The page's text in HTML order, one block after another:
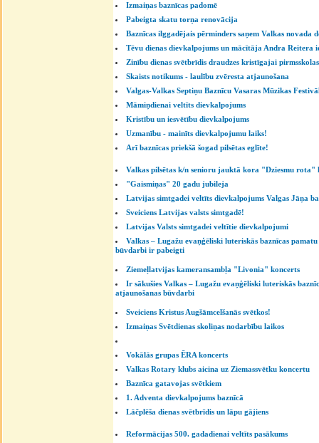
Izmaiņas baznīcas padomē
Pabeigta skatu torņa renovācija
Baznīcas ilggadējais pērminders saņem Valkas novada
Tēvu dienas dievkalpojums un mācītāja Andra Reitera
Zinību dienas svētbrīdis draudzes kristīgajai
Skaists notikums - laulību zvēresta atjaunošana
Valgas-Valkas Septiņu Baznīcu Vasaras Mūzikas
Māmiņdienai veltīts dievkalpojums
Kristību un iesvētību dievkalpojums
Uzmanību - mainīts dievkalpojumu laiks!
Arī baznīcas priekšā šogad pilsētas eglīte!
Valkas pilsētas k/n senioru jauktā kora "Dziesmu rota"
"Gaismiņas" 20 gadu jubileja
Latvijas simtgadei veltīts dievkalpojums Valgas Jāņa
Sveiciens Latvijas valsts simtgadē!
Latvijas Valsts simtgadei veltītie dievkalpojumi
Valkas – Lugažu evaņģēliski luteriskās baznīcas
būvdarbi ir pabeigti
Ziemeļlatvijas kameransambļa "Livonia" koncerts
Ir sākušies Valkas – Lugažu evaņģēliski luteriskās
atjaunošanas būvdarbi
Sveiciens Kristus Augšāmcelšanās svētkos!
Izmaiņas Svētdienas skoliņas nodarbību laikos
Vokālās grupas ĒRA koncerts
Valkas Rotary klubs aicina uz Ziemassvētku koncertu
Baznīca gatavojas svētkiem
1. Adventa dievkalpojums baznīcā
Lāčplēša dienas svētbrīdis un lāpu gājiens
Reformācijas 500. gadadienai veltīts pasākums